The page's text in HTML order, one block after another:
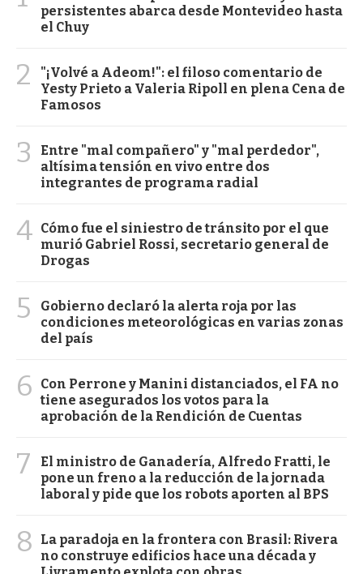
persistentes abarca desde Montevideo hasta
el Chuy
2
"¡Volvé a Adeom!": el filoso comentario de
Yesty Prieto a Valeria Ripoll en plena Cena de
Famosos
3
Entre "mal compañero" y "mal perdedor",
altísima tensión en vivo entre dos
integrantes de programa radial
4 Cómo fue el siniestro de tránsito por el que
murió Gabriel Rossi, secretario general de
Drogas
5
Gobierno declaró la alerta roja por las
condiciones meteorológicas en varias zonas
del país
6
Con Perrone y Manini distanciados, el FA no
tiene asegurados los votos para la
aprobación de la Rendición de Cuentas
7
El ministro de Ganadería, Alfredo Fratti, le
pone un freno a la reducción de la jornada
laboral y pide que los robots aporten al BPS
8
La paradoja en la frontera con Brasil: Rivera
no construye edificios hace una década y